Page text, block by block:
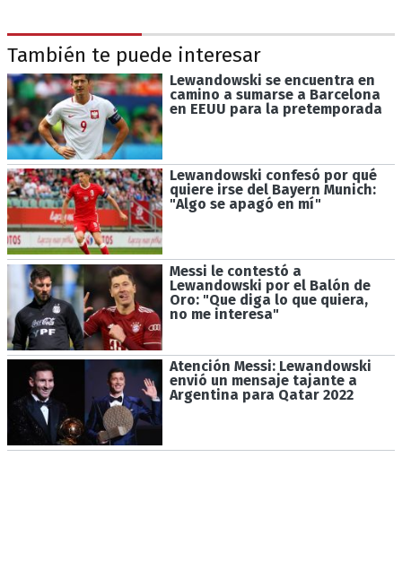
También te puede interesar
Lewandowski se encuentra en
camino a sumarse a Barcelona
en EEUU para la pretemporada
Lewandowski confesó por qué
quiere irse del Bayern Munich:
"Algo se apagó en mí"
Messi le contestó a
Lewandowski por el Balón de
Oro: "Que diga lo que quiera,
no me interesa"
Atención Messi: Lewandowski
envió un mensaje tajante a
Argentina para Qatar 2022